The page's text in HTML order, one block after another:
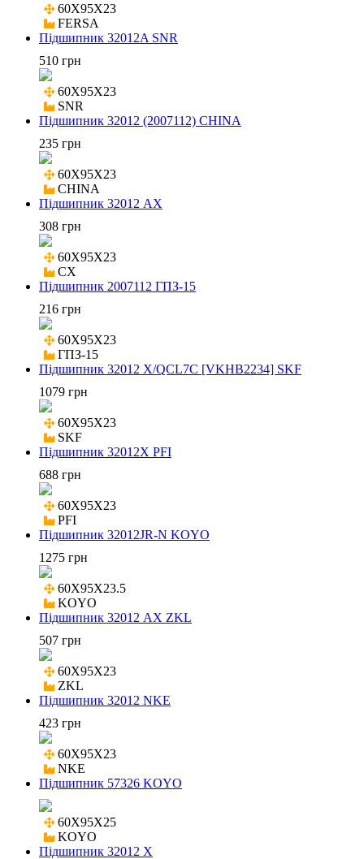
60X95X23
FERSA
Підшипник 32012A SNR
510 грн
60X95X23
SNR
Підшипник 32012 (2007112) CHINA
235 грн
60X95X23
CHINA
Підшипник 32012 AX
308 грн
60X95X23
CX
Підшипник 2007112 ГПЗ-15
216 грн
60X95X23
ГПЗ-15
Підшипник 32012 X/QCL7C [VKHB2234] SKF
1079 грн
60X95X23
SKF
Підшипник 32012X PFI
688 грн
60X95X23
PFI
Підшипник 32012JR-N KOYO
1275 грн
60X95X23.5
KOYO
Підшипник 32012 AX ZKL
507 грн
60X95X23
ZKL
Підшипник 32012 NKE
423 грн
60X95X23
NKE
Підшипник 57326 KOYO
60X95X25
KOYO
Підшипник 32012 X